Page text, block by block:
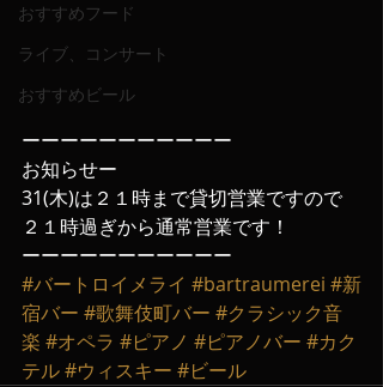
おすすめフード
ライブ、コンサート
おすすめビール
ーーーーーーーーーーー
お知らせー
31(木)は２１時まで貸切営業ですので
２１時過ぎから通常営業です！
ーーーーーーーーーーー
#バートロイメライ #bartraumerei #新
宿バー #歌舞伎町バー #クラシック音
楽 #オペラ #ピアノ #ピアノバー #カク
テル#ウィスキー #ビール